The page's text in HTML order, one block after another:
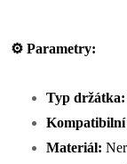
⚙️ Parametry:
Typ držátka:
Kompatibilní
Materiál: